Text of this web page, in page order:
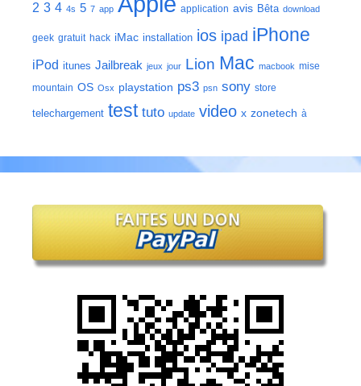
2 3 4 4s 5 7 app application avis Bêta download
geek gratuit hack iMac installation ios ipad iPhone
iPod itunes Jailbreak jeux jour Lion Mac macbook mise
mountain OS Osx playstation ps3 psn sony store
telechargement test tuto update video x zonetech à